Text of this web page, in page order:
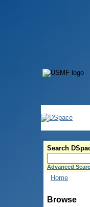
Search
Advanced
Home
Browse